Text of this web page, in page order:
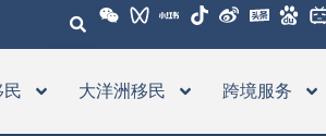
民 大洋洲移民 跨境服务